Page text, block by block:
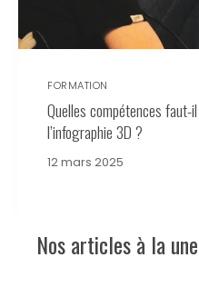
FORMATION
Quelles compétences faut-
l’infographie 3D ?
12 mars 2025
Nos articles à la une